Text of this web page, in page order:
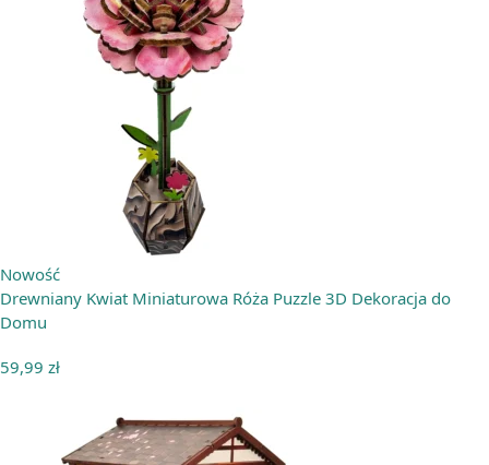
Nowość
Drewniany Kwiat Miniaturowa Róża Puzzle 3D Dekoracja do
Domu
59,99 zł